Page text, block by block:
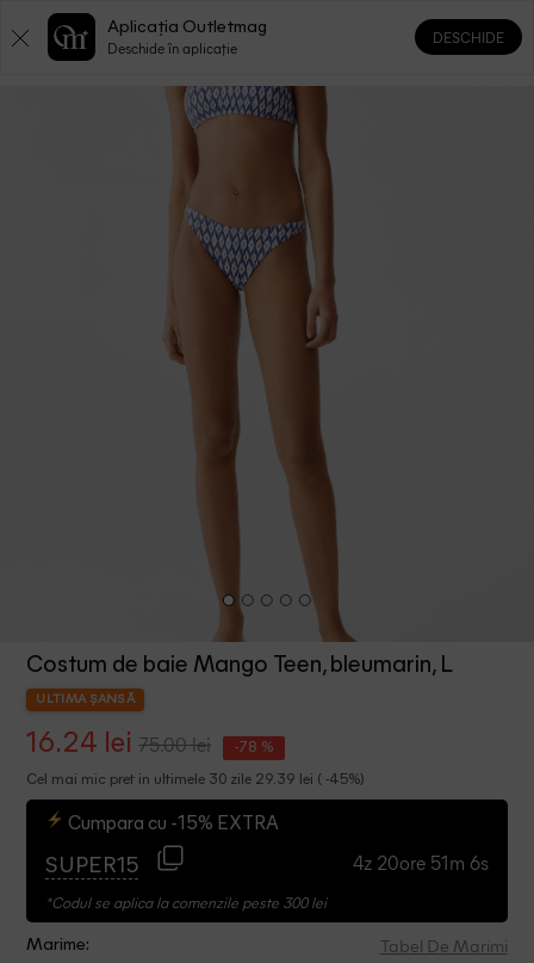
0 0
Costum de baie Mango Teen, bleumarin, L
ULTIMA ȘANSĂ
16.24 lei 75.00 lei -78 %
Cel mai mic pret in ultimele 30 zile 29.39 lei ( -45%)
Cumpara cu -15% EXTRA
SUPER15 4z 20ore 51m 5s
*Codul se aplica la comenzile peste 300 lei
Marime: Tabel De Marimi
Aplicația Outletmag
Deschide în aplicație
DESCHIDE